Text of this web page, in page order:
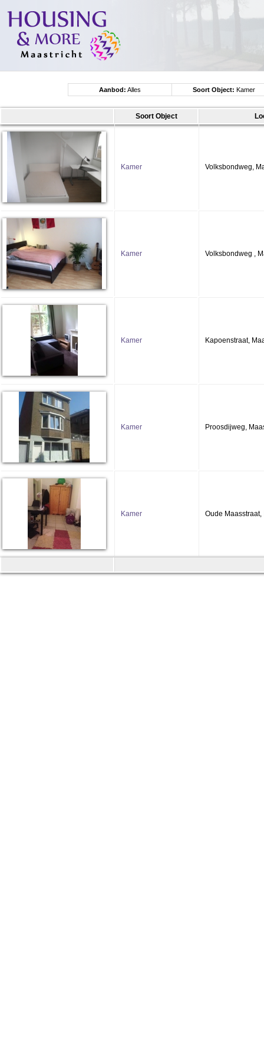
Aanbod: Alles Soort Object: Kamer
Soort Object
Kamer Volksbondweg,
Kamer Volksbondweg ,
Kamer Kapoenstraat,
Kamer Proosdijweg,
Kamer Oude Maasstraat,